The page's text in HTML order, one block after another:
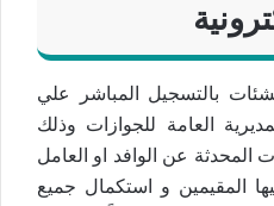
بالتسجيل المباشر علي
العامة للجوازات وذلك
عن الوافد او العامل
المقيمين و استكمال جميع